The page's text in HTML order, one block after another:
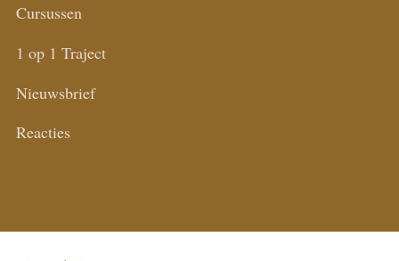
Cursussen
1 op 1 Traject
Nieuwsbrief
Reacties